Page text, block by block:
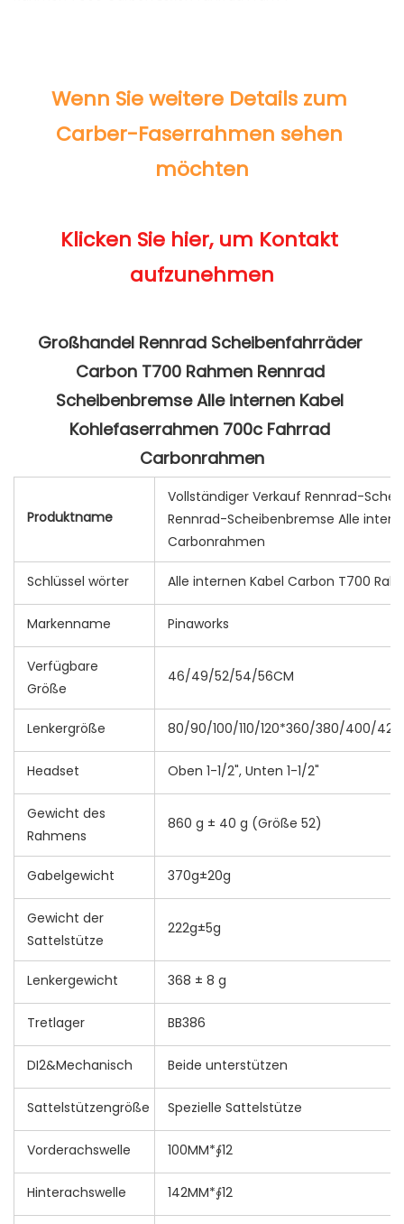
Wenn Sie weitere Details zum
Carber-Faserrahmen sehen
Klicken Sie hier, um Kontakt
Großhandel Rennrad Scheibenfahrräder
Carbon T700 Rahmen Rennrad
Scheibenbremse Alle internen Kabel
Kohlefaserrahmen 700c Fahrrad
Produktname
Vollständiger Verkauf Rennrad-
Rennrad-Scheibenbremse Alle
Carbonrahmen
Schlüssel wörter Alle internen Kabel Carbon T700
Markenname Pinaworks
Verfügbare
Größe
46/49/52/54/56CM
Lenkergröße 80/90/100/110/120*360/380/400/
Headset Oben 1-1/2", Unten 1-1/2"
Gewicht des
Rahmens
860 g ± 40 g (Größe 52)
Gabelgewicht 370g±20g
Gewicht der
Sattelstütze
222g±5g
Lenkergewicht 368 ± 8 g
Tretlager BB386
DI2&Mechanisch Beide unterstützen
Sattelstützengröße Spezielle Sattelstütze
Vorderachswelle 100MM*∮12
Hinterachswelle 142MM*∮12